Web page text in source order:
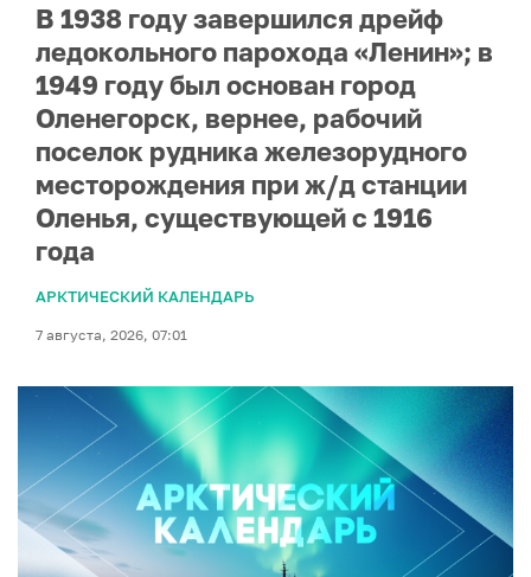
В 1938 году завершился дрейф
ледокольного парохода «Ленин»; в
1949 году был основан город
Оленегорск, вернее, рабочий
поселок рудника железорудного
месторождения при ж/д станции
Оленья, существующей с 1916
года
АРКТИЧЕСКИЙ КАЛЕНДАРЬ
7 августа, 2026, 07:01